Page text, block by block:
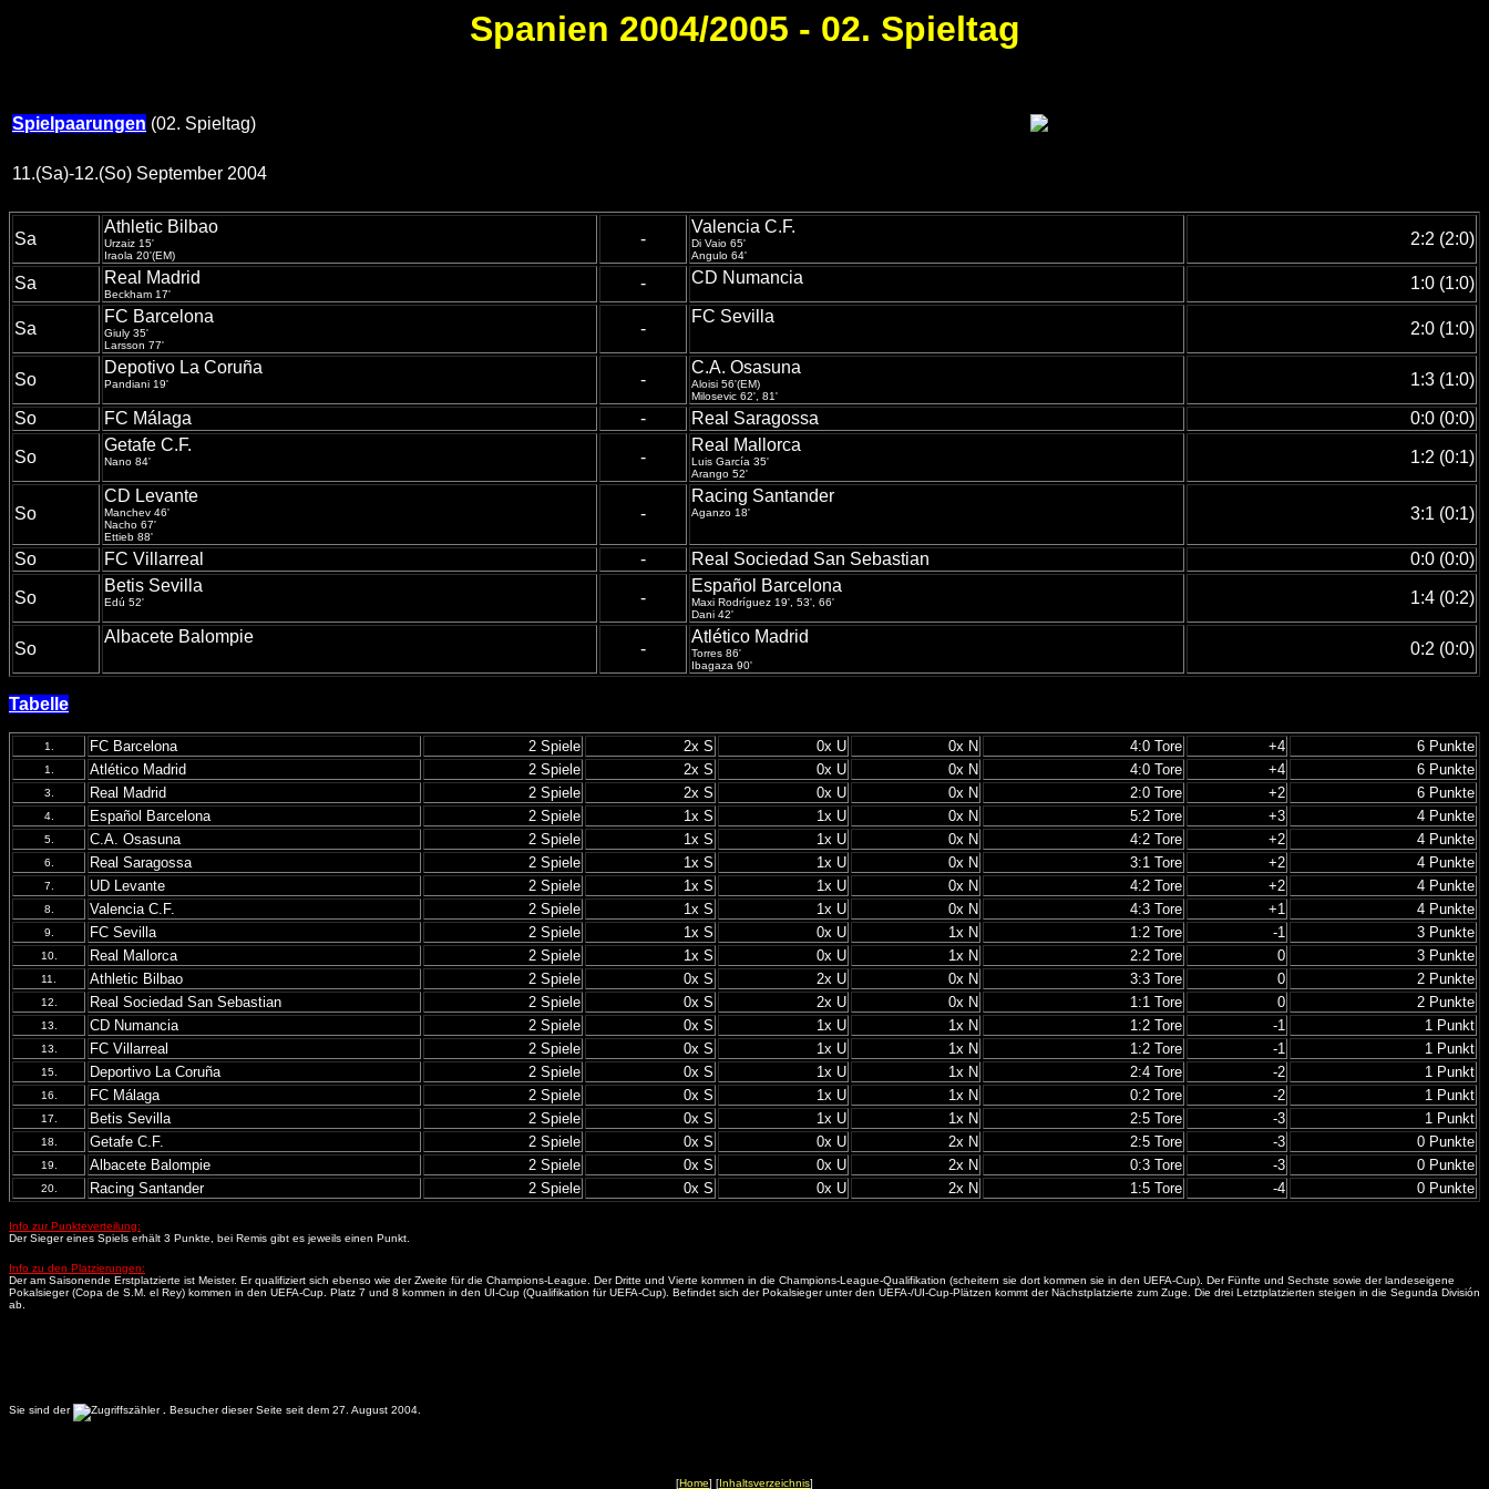
Spanien 2004/2005 - 02. Spieltag
Spielpaarungen (02. Spieltag)
11.(Sa)-12.(So) September 2004
Sa
Athletic Bilbao
Urzaiz 15'
Iraola 20'(EM)
-
Valencia C.F.
Di Vaio 65'
Angulo 64'
2:2 (2:0)
Sa Real Madrid
Beckham 17'
- CD Numancia 1:0 (1:0)
Sa
FC Barcelona
Giuly 35'
Larsson 77'
-
FC Sevilla
2:0 (1:0)
So
Depotivo La Coruña
Pandiani 19' -
C.A. Osasuna
Aloisi 56'(EM)
Milosevic 62', 81'
1:3 (1:0)
So FC Málaga - Real Saragossa 0:0 (0:0)
So
Getafe C.F.
Nano 84' -
Real Mallorca
Luis García 35'
Arango 52'
1:2 (0:1)
So
CD Levante
Manchev 46'
Nacho 67'
Ettieb 88'
-
Racing Santander
Aganzo 18' 3:1 (0:1)
So FC Villarreal - Real Sociedad San Sebastian 0:0 (0:0)
So
Betis Sevilla
Edú 52' -
Español Barcelona
Maxi Rodríguez 19', 53', 66'
Dani 42'
1:4 (0:2)
So
Albacete Balompie
-
Atlético Madrid
Torres 86'
Ibagaza 90'
0:2 (0:0)
Tabelle
1. FC Barcelona 2 Spiele 2x S 0x U 0x N 4:0 Tore +4 6 Punkte
1. Atlético Madrid 2 Spiele 2x S 0x U 0x N 4:0 Tore +4 6 Punkte
3. Real Madrid 2 Spiele 2x S 0x U 0x N 2:0 Tore +2 6 Punkte
4. Español Barcelona 2 Spiele 1x S 1x U 0x N 5:2 Tore +3 4 Punkte
5. C.A. Osasuna 2 Spiele 1x S 1x U 0x N 4:2 Tore +2 4 Punkte
6. Real Saragossa 2 Spiele 1x S 1x U 0x N 3:1 Tore +2 4 Punkte
7. UD Levante 2 Spiele 1x S 1x U 0x N 4:2 Tore +2 4 Punkte
8. Valencia C.F. 2 Spiele 1x S 1x U 0x N 4:3 Tore +1 4 Punkte
9. FC Sevilla 2 Spiele 1x S 0x U 1x N 1:2 Tore -1 3 Punkte
10. Real Mallorca 2 Spiele 1x S 0x U 1x N 2:2 Tore 0 3 Punkte
11. Athletic Bilbao 2 Spiele 0x S 2x U 0x N 3:3 Tore 0 2 Punkte
12. Real Sociedad San Sebastian 2 Spiele 0x S 2x U 0x N 1:1 Tore 0 2 Punkte
13. CD Numancia 2 Spiele 0x S 1x U 1x N 1:2 Tore -1 1 Punkt
13. FC Villarreal 2 Spiele 0x S 1x U 1x N 1:2 Tore -1 1 Punkt
15. Deportivo La Coruña 2 Spiele 0x S 1x U 1x N 2:4 Tore -2 1 Punkt
16. FC Málaga 2 Spiele 0x S 1x U 1x N 0:2 Tore -2 1 Punkt
17. Betis Sevilla 2 Spiele 0x S 1x U 1x N 2:5 Tore -3 1 Punkt
18. Getafe C.F. 2 Spiele 0x S 0x U 2x N 2:5 Tore -3 0 Punkte
19. Albacete Balompie 2 Spiele 0x S 0x U 2x N 0:3 Tore -3 0 Punkte
20. Racing Santander 2 Spiele 0x S 0x U 2x N 1:5 Tore -4 0 Punkte
Info zur Punkteverteilung:
Der Sieger eines Spiels erhält 3 Punkte, bei Remis gibt es jeweils einen Punkt.
Info zu den Platzierungen:
Der am Saisonende Erstplatzierte ist Meister. Er qualifiziert sich ebenso wie der Zweite für die Champions-League. Der Dritte und Vierte kommen in die Champions-League-Qualifikation (scheitern sie dort kommen sie in den UEFA-Cup). Der Fünfte und Sechste sowie der landeseigene
Pokalsieger (Copa de S.M. el Rey) kommen in den UEFA-Cup. Platz 7 und 8 kommen in den UI-Cup (Qualifikation für UEFA-Cup). Befindet sich der Pokalsieger unter den UEFA-/UI-Cup-Plätzen kommt der Nächstplatzierte zum Zuge. Die drei Letztplatzierten steigen in die Segunda División
ab.
Sie sind der . Besucher dieser Seite seit dem 27. August 2004.
[Home] [ Inhaltsverzeichnis]